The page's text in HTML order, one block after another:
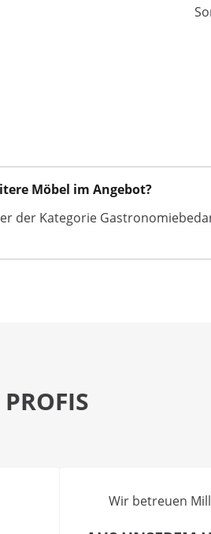
Möbel im Angebot?
der Kategorie
Wir betreuen